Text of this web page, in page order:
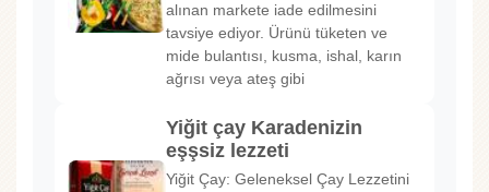
alınan markete iade edilmesini
tavsiye ediyor. Ürünü tüketen ve
mide bulantısı, kusma, ishal, karın
ağrısı veya ateş gibi
Yiğit çay Karadenizin
eşşsiz lezzeti
Yiğit Çay: Geleneksel Çay Lezzetini